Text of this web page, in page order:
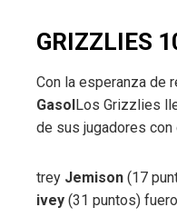
GRIZZLIES
Con la esperanza de
GasolLos Grizzlies
de sus jugadores
trey Jemison (17
ivey (31 puntos)